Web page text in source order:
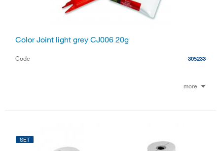
Color Joint light grey CJ006 20g
Code 305233
more
SET